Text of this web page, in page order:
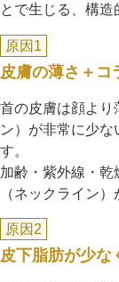
とで生じる、構造
原因1
皮膚の薄さ＋コ
首の皮膚は顔より
ン）が非常に少な
す。
加齢・紫外線・乾
（ネックライン
原因2
皮下脂肪が少な